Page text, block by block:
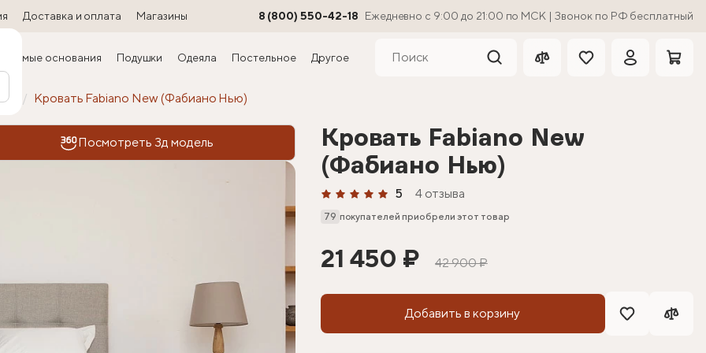
Доставка и оплата Магазины 8 (800) 550-42-18 Ежедневно с 9:00 до 21:00 по МСК | Звонок по РФ бесплатный
основания Подушки Одеяла Постельное Другое
Кровать Fabiano New (Фабиано Нью)
Посмотреть 3д модель
Кровать Fabiano New
(Фабиано Нью)
5 4 отзыва
79 покупателей приобрели этот товар
21 450 ₽ 42 900 ₽
Добавить в корзину